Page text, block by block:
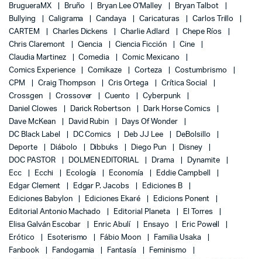
BrugueraMX
Bruño Bryan Lee O'Malley
Bryan Talbot
Bullying
Caligrama Candaya Caricaturas
Carlos Trillo
CARTEM
Charles Dickens Charlie Adlard
Chepe Ríos
Chris Claremont
Ciencia Ciencia Ficción
Cine
Claudia Martinez
Comedia
Comic Mexicano
Comics Experience
Comikaze Corteza
Costumbrismo
CPM
Craig Thompson Cris Ortega
Crítica Social
Crossgen
Crossover Cuento
Cyberpunk
Daniel Clowes
Darick Robertson
Dark Horse Comics
Dave McKean
David Rubin
Days Of Wonder
DC Black Label
DC Comics Deb JJ Lee
DeBolsillo
Deporte
Diábolo Dibbuks Diego Pun
Disney
DOC PASTOR
DOLMEN EDITORIAL Drama
Dynamite
Ecc
Ecchi Ecología Economía
Eddie Campbell
Edgar Clement
Edgar P. Jacobs
Ediciones B
Ediciones Babylon
Ediciones Ekaré
Edicions Ponent
Editorial Antonio Machado
Editorial Planeta
El Torres
Elisa Galván Escobar
Enric Abulí Ensayo
Eric Powell
Erótico
Esoterismo Fábio Moon
Familia Usaka
Fanbook
Fandogamia Fantasía
Feminismo